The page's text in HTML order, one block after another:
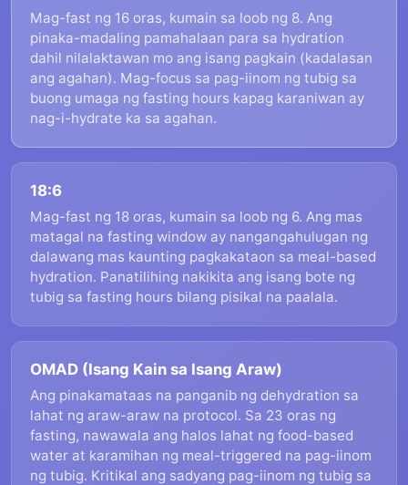
Mag-fast ng 16 oras, kumain sa loob ng 8. Ang
pinaka-madaling pamahalaan para sa hydration
dahil nilalaktawan mo ang isang pagkain (kadalasan
ang agahan). Mag-focus sa pag-iinom ng tubig sa
buong umaga ng fasting hours kapag karaniwan ay
nag-i-hydrate ka sa agahan.
18:6
Mag-fast ng 18 oras, kumain sa loob ng 6. Ang mas
matagal na fasting window ay nangangahulugan ng
dalawang mas kaunting pagkakataon sa meal-based
hydration. Panatilihing nakikita ang isang bote ng
tubig sa fasting hours bilang pisikal na paalala.
OMAD (Isang Kain sa Isang Araw)
Ang pinakamataas na panganib ng dehydration sa
lahat ng araw-araw na protocol. Sa 23 oras ng
fasting, nawawala ang halos lahat ng food-based
water at karamihan ng meal-triggered na pag-iinom
ng tubig. Kritikal ang sadyang pag-iinom ng tubig sa